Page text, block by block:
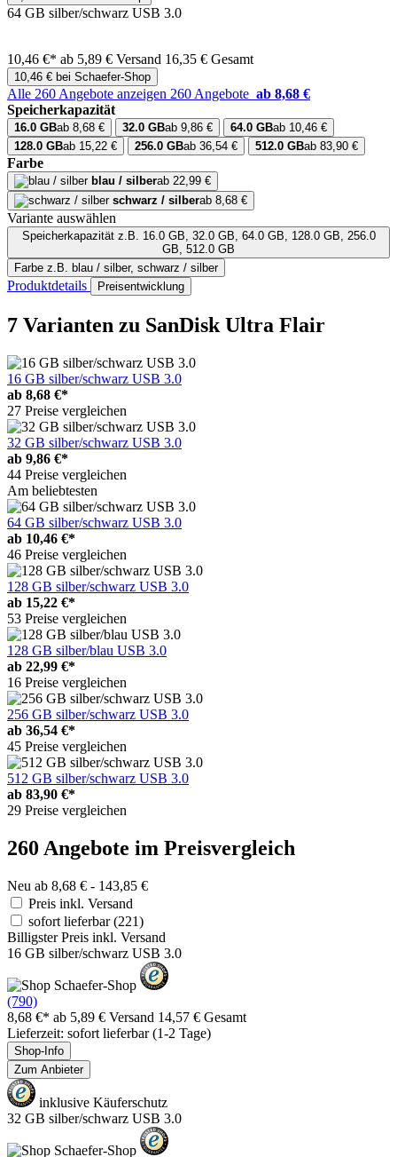
64 GB silber/schwarz USB 3.0
10,46 €* ab 5,89 € Versand 16,35 € Gesamt
10,46 € bei Schaefer-Shop
Alle 260 Angebote anzeigen 260 Angebote ab 8,68 €
Speicherkapazität
16.0 GBab 8,68 € 32.0 GBab 9,86 € 64.0 GBab 10,46 €
128.0 GBab 15,22 € 256.0 GBab 36,54 € 512.0 GBab 83,90 €
Farbe
blau / silberab 22,99 €
schwarz / silberab 8,68 €
Variante auswählen
Speicherkapazitätz.B. 16.0 GB, 32.0 GB, 64.0 GB, 128.0 GB, 256.0
GB, 512.0 GB
Farbe z.B. blau / silber, schwarz / silber
Produktdetails Preisentwicklung
7 Varianten zu SanDisk Ultra Flair
16 GB silber/schwarz USB 3.0
ab 8,68 €*
27 Preise vergleichen
32 GB silber/schwarz USB 3.0
ab 9,86 €*
44 Preise vergleichen
Am beliebtesten
64 GB silber/schwarz USB 3.0
ab 10,46 €*
46 Preise vergleichen
128 GB silber/schwarz USB 3.0
ab 15,22 €*
53 Preise vergleichen
128 GB silber/blau USB 3.0
ab 22,99 €*
16 Preise vergleichen
256 GB silber/schwarz USB 3.0
ab 36,54 €*
45 Preise vergleichen
512 GB silber/schwarz USB 3.0
ab 83,90 €*
29 Preise vergleichen
260 Angebote im Preisvergleich
Neu ab 8,68 € - 143,85 €
Preis inkl. Versand
sofort lieferbar(221)
Billigster Preis inkl. Versand
16 GB silber/schwarz USB 3.0
(790)
8,68 €* ab 5,89 € Versand 14,57 € Gesamt
Lieferzeit: sofort lieferbar (1-2 Tage)
Shop-Info
Zum Anbieter
inklusive Käuferschutz
32 GB silber/schwarz USB 3.0